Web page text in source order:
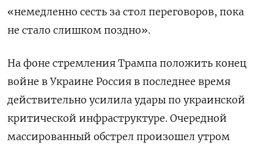
«немедленно сесть за стол переговоров, пока
не стало слишком поздно».
На фоне стремления Трампа положить конец
войне в Украине Россия в последнее время
действительно усилила удары по украинской
критической инфраструктуре. Очередной
массированный обстрел произошел утром